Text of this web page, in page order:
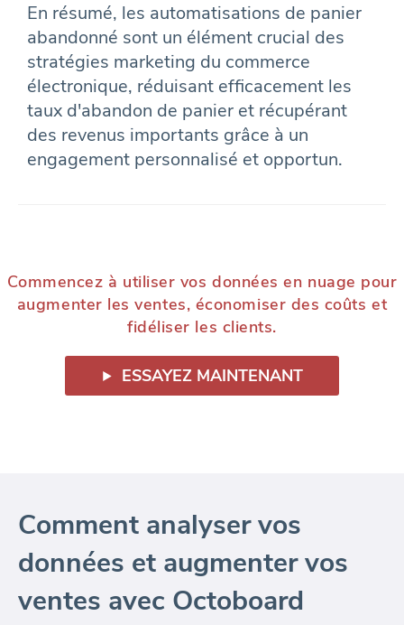
En résumé, les automatisations de panier
abandonné sont un élément crucial des
stratégies marketing du commerce
électronique, réduisant efficacement les
taux d'abandon de panier et récupérant
des revenus importants grâce à un
engagement personnalisé et opportun.
Commencez à utiliser vos données en nuage pour
augmenter les ventes, économiser des coûts et
fidéliser les clients.
ESSAYEZ MAINTENANT
Comment analyser vos
données et augmenter vos
ventes avec Octoboard